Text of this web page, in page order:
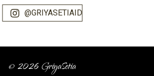
@GRIYASETIAID
© 2026 GriyaSetia